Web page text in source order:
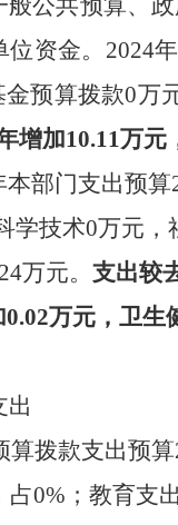
般公共预算、
资金。 2024
预算拨款0万
增加10.11万元
本部门支出预算
学技术0万元，
万元。 支出较
0.02万元，卫生
出
算拨款支出预算
占0%； 教育支出